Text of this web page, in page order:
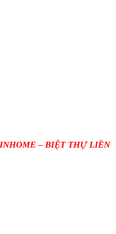
– BIỆT THỰ LIỀN